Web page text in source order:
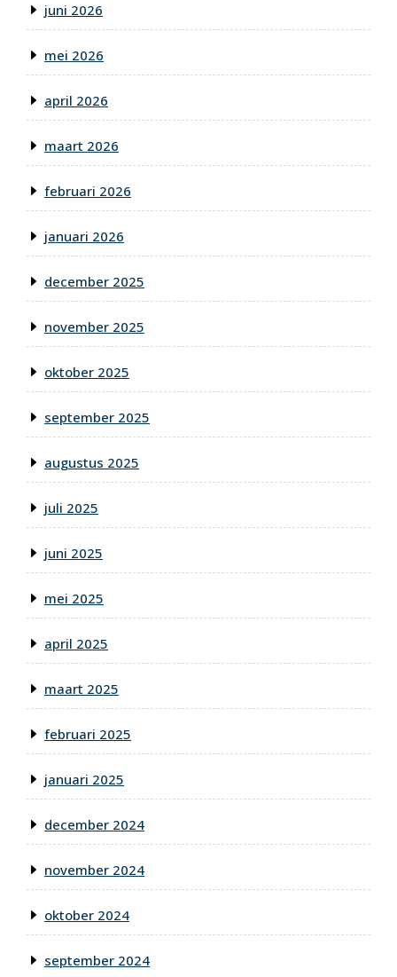
juni 2026
mei 2026
april 2026
maart 2026
februari 2026
januari 2026
december 2025
november 2025
oktober 2025
september 2025
augustus 2025
juli 2025
juni 2025
mei 2025
april 2025
maart 2025
februari 2025
januari 2025
december 2024
november 2024
oktober 2024
september 2024